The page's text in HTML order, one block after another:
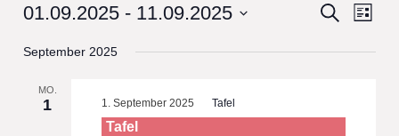
Events
Search
Liste
01.09.2025 - 11.09.2025
date.
September 2025
MO.
1 1. September 2025 Tafel
Tafel